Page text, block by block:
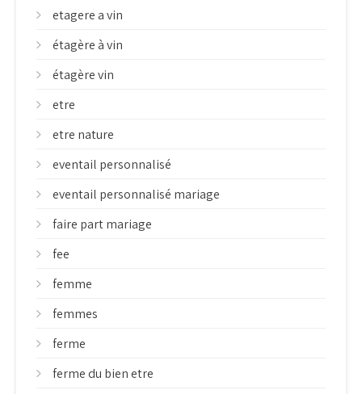
etagere a vin
étagère à vin
étagère vin
etre
etre nature
eventail personnalisé
eventail personnalisé mariage
faire part mariage
fee
femme
femmes
ferme
ferme du bien etre